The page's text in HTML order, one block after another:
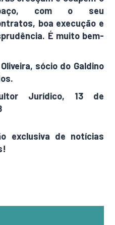
com o seu
boa execução e
É muito bem-
sócio do Galdino
Jurídico, 13 de
exclusiva de notícias